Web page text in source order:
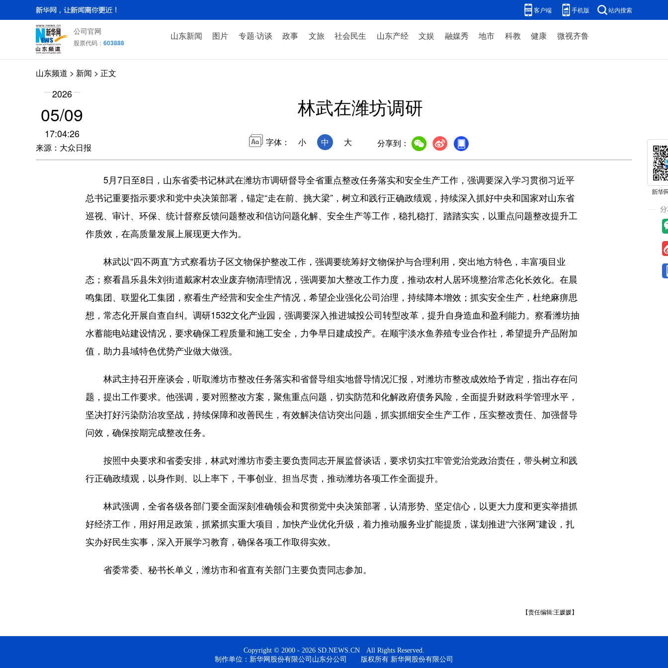
客户端 手机版 站内搜索
公司官网
股票代码： 603888
山东新闻 图片 专题·访谈 政事 文旅 社会民生 山东产经 文娱 融媒秀 地市 科教 健康 微视齐鲁
山东频道 > 新闻 > 正文
2026
05/09
17:04:26
来源：大众日报
林武在潍坊调研
字体： 小 中 大 分享到：
5月7日至8日，山东省委书记林武在潍坊市调研督导全省重点整改任务落实和安全生产工作，强调要深入学习贯彻习近平
总书记重要指示要求和党中央决策部署，锚定“走在前、挑大梁”，树立和践行正确政绩观，持续深入抓好中央和国家对山东省
巡视、审计、环保、统计督察反馈问题整改和信访问题化解、安全生产等工作，稳扎稳打、踏踏实实，以重点问题整改提升工
作质效，在高质量发展上展现更大作为。
林武以“四不两直”方式察看坊子区文物保护整改工作，强调要统筹好文物保护与合理利用，突出地方特色，丰富项目业
态；察看昌乐县朱刘街道戴家村农业废弃物清理情况，强调要加大整改工作力度，推动农村人居环境整治常态化长效化。在晨
鸣集团、联盟化工集团，察看生产经营和安全生产情况，希望企业强化公司治理，持续降本增效；抓实安全生产，杜绝麻痹思
想，常态化开展自查自纠。调研1532文化产业园，强调要深入推进城投公司转型改革，提升自身造血和盈利能力。察看潍坊抽
水蓄能电站建设情况，要求确保工程质量和施工安全，力争早日建成投产。在顺宇淡水鱼养殖专业合作社，希望提升产品附加
值，助力县域特色优势产业做大做强。
林武主持召开座谈会，听取潍坊市整改任务落实和省督导组实地督导情况汇报，对潍坊市整改成效给予肯定，指出存在问
题，提出工作要求。他强调，要对照整改方案，聚焦重点问题，切实防范和化解政府债务风险，全面提升财政科学管理水平，
坚决打好污染防治攻坚战，持续保障和改善民生，有效解决信访突出问题，抓实抓细安全生产工作，压实整改责任、加强督导
问效，确保按期完成整改任务。
按照中央要求和省委安排，林武对潍坊市委主要负责同志开展监督谈话，要求切实扛牢管党治党政治责任，带头树立和践
行正确政绩观，以身作则、以上率下，干事创业、担当尽责，推动潍坊各项工作全面提升。
林武强调，全省各级各部门要全面深刻准确领会和贯彻党中央决策部署，认清形势、坚定信心，以更大力度和更实举措抓
好经济工作，用好用足政策，抓紧抓实重大项目，加快产业优化升级，着力推动服务业扩能提质，谋划推进“六张网”建设，扎
实办好民生实事，深入开展学习教育，确保各项工作取得实效。
省委常委、秘书长单义，潍坊市和省直有关部门主要负责同志参加。
【责任编辑:王媛媛】
Copyright © 2000 - 2026 SD.NEWS.CN All Rights Reserved.
制作单位：新华网股份有限公司山东分公司 版权所有 新华网股份有限公司